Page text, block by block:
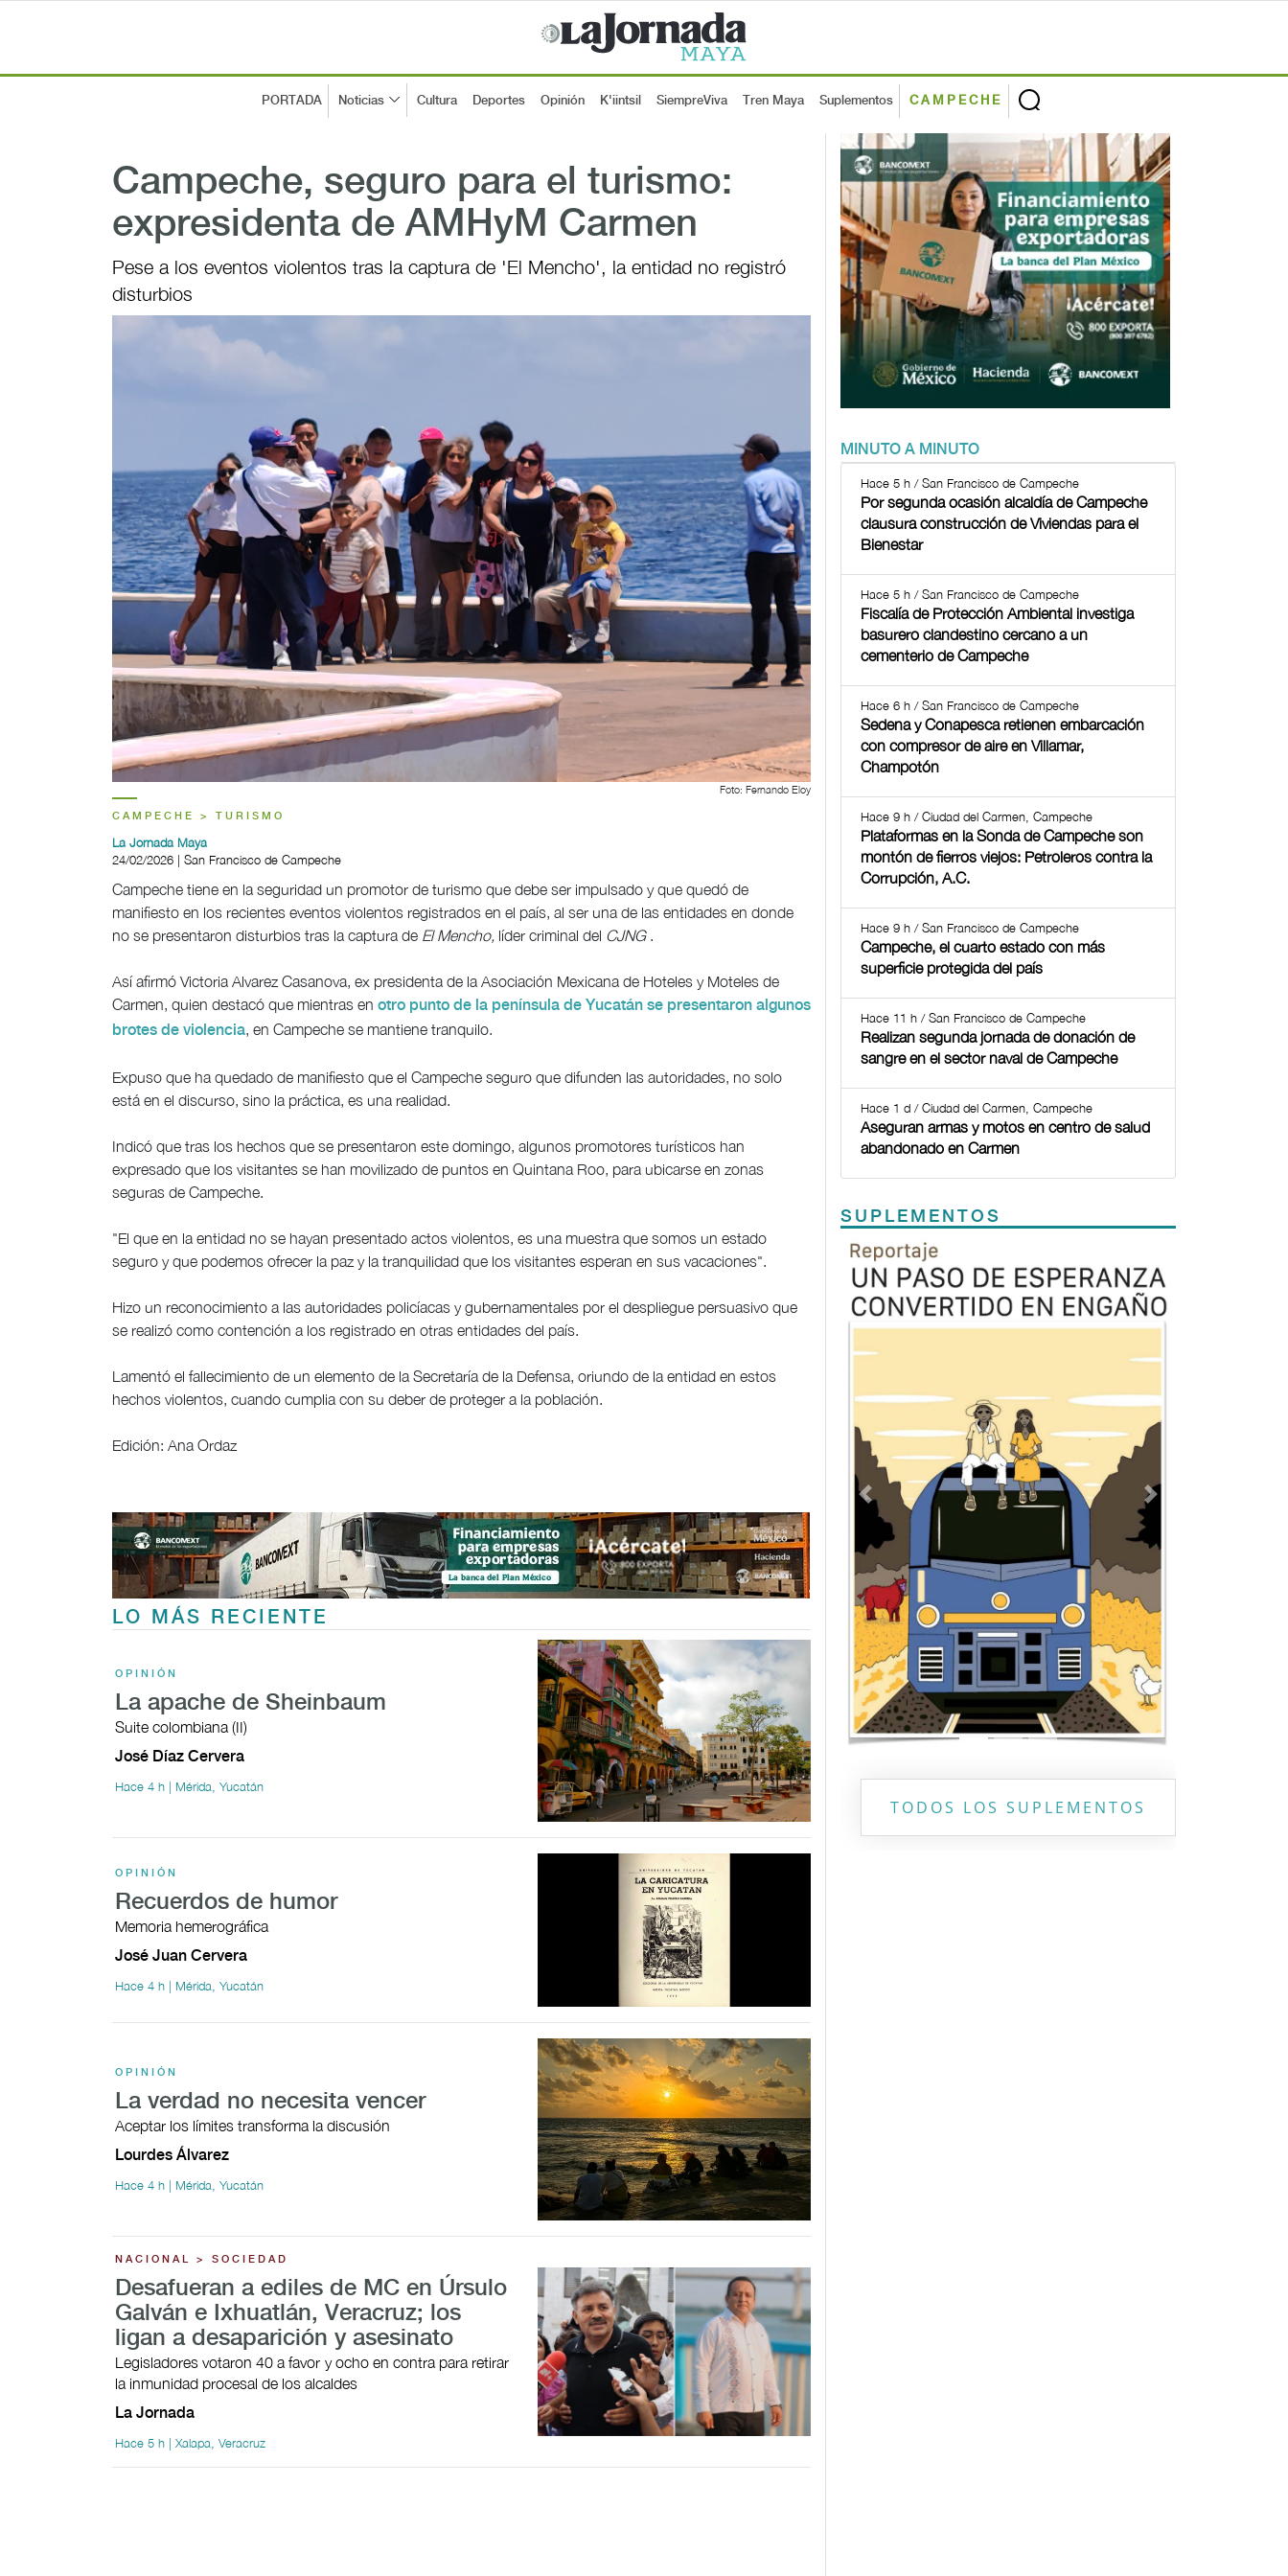
PORTADA Noticias Cultura Deportes Opinión K'iintsil SiempreViva Tren Maya Suplementos CAMPECHE
Campeche, seguro para el turismo:
expresidenta de AMHyM Carmen
Pese a los eventos violentos tras la captura de 'El Mencho', la entidad no registró
disturbios
Foto: Fernando Eloy
CAMPECHE > TURISMO
La Jornada Maya
24/02/2026 | San Francisco de Campeche
Campeche tiene en la seguridad un promotor de turismo que debe ser impulsado y que quedó de
manifiesto en los recientes eventos violentos registrados en el país, al ser una de las entidades en donde
no se presentaron disturbios tras la captura de El Mencho, líder criminal del CJNG.
Así afirmó Victoria Alvarez Casanova, ex presidenta de la Asociación Mexicana de Hoteles y Moteles de
Carmen, quien destacó que mientras en otro punto de la península de Yucatán se presentaron algunos
brotes de violencia, en Campeche se mantiene tranquilo.
Expuso que ha quedado de manifiesto que el Campeche seguro que difunden las autoridades, no solo
está en el discurso, sino la práctica, es una realidad.
Indicó que tras los hechos que se presentaron este domingo, algunos promotores turísticos han
expresado que los visitantes se han movilizado de puntos en Quintana Roo, para ubicarse en zonas
seguras de Campeche.
"El que en la entidad no se hayan presentado actos violentos, es una muestra que somos un estado
seguro y que podemos ofrecer la paz y la tranquilidad que los visitantes esperan en sus vacaciones".
Hizo un reconocimiento a las autoridades policíacas y gubernamentales por el despliegue persuasivo que
se realizó como contención a los registrado en otras entidades del país.
Lamentó el fallecimiento de un elemento de la Secretaría de la Defensa, oriundo de la entidad en estos
hechos violentos, cuando cumplia con su deber de proteger a la población.
Edición: Ana Ordaz
LO MÁS RECIENTE
OPINIÓN
La apache de Sheinbaum
Suite colombiana (II)
José Díaz Cervera
Hace 4 h | Mérida, Yucatán
OPINIÓN
Recuerdos de humor
Memoria hemerográfica
José Juan Cervera
Hace 4 h | Mérida, Yucatán
OPINIÓN
La verdad no necesita vencer
Aceptar los límites transforma la discusión
Lourdes Álvarez
Hace 4 h | Mérida, Yucatán
NACIONAL > SOCIEDAD
Desafueran a ediles de MC en Úrsulo
Galván e Ixhuatlán, Veracruz; los
ligan a desaparición y asesinato
Legisladores votaron 40 a favor y ocho en contra para retirar
la inmunidad procesal de los alcaldes
La Jornada
Hace 5 h | Xalapa, Veracruz
MINUTO A MINUTO
Hace 5 h / San Francisco de Campeche
Por segunda ocasión alcaldía de Campeche
clausura construcción de Viviendas para el
Bienestar
Hace 5 h / San Francisco de Campeche
Fiscalía de Protección Ambiental investiga
basurero clandestino cercano a un
cementerio de Campeche
Hace 6 h / San Francisco de Campeche
Sedena y Conapesca retienen embarcación
con compresor de aire en Villamar,
Champotón
Hace 9 h / Ciudad del Carmen, Campeche
Plataformas en la Sonda de Campeche son
montón de fierros viejos: Petroleros contra la
Corrupción, A.C.
Hace 9 h / San Francisco de Campeche
Campeche, el cuarto estado con más
superficie protegida del país
Hace 11 h / San Francisco de Campeche
Realizan segunda jornada de donación de
sangre en el sector naval de Campeche
Hace 1 d / Ciudad del Carmen, Campeche
Aseguran armas y motos en centro de salud
abandonado en Carmen
SUPLEMENTOS
Previous Next
TODOS LOS SUPLEMENTOS